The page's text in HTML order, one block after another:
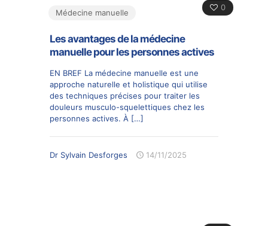
0
Médecine manuelle
Les avantages de la médecine
manuelle pour les personnes actives
EN BREF La médecine manuelle est une
approche naturelle et holistique qui utilise
des techniques précises pour traiter les
douleurs musculo-squelettiques chez les
personnes actives. À […]
Dr Sylvain Desforges 14/11/2025